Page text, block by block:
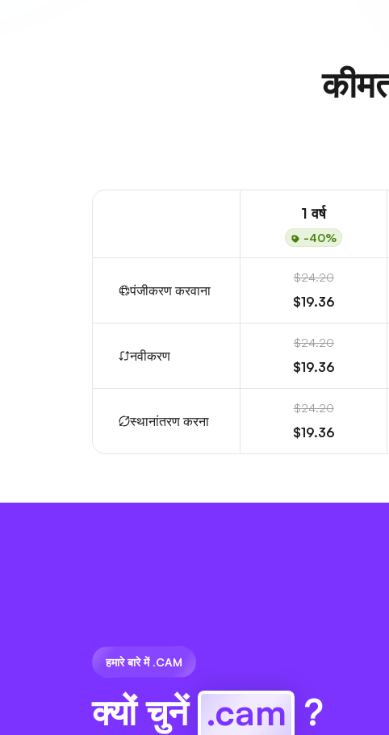
1 वर्ष
-40%
पंजीकरण करवाना
$24.20
$19.36
नवीकरण
$24.20
$19.36
स्थानांतरण करना
$24.20
$19.36
हमारे बारे में .CAM
क्यों चुनें .cam ?